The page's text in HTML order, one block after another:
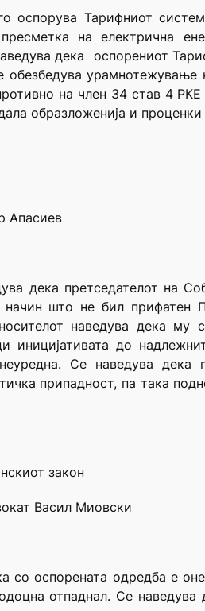
оспорува Тарифниот
на електрична
дека оспорениот
обезбедува
на член 34 став 4
образложенија и
Апасиев
дека претседателот на
начин што не бил прифатен
наведува дека му
иницијативата до
Се наведува
припадност, па така
закон
Васил Миовски
со оспорената одредба е
отпаднал. Се